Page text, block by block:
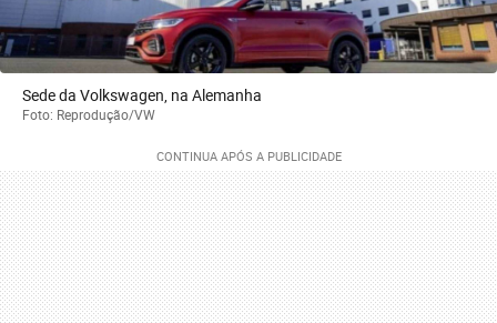
Sede da Volkswagen, na Alemanha
Foto: Reprodução/VW